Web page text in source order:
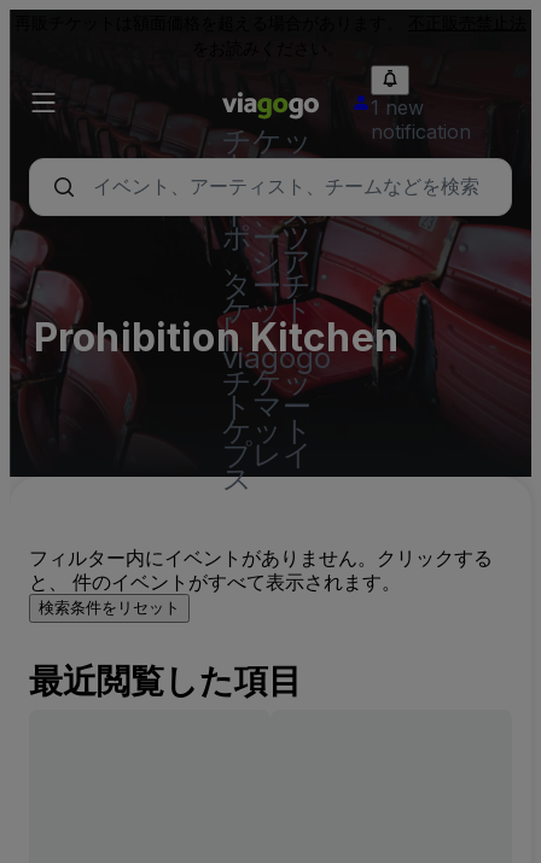
チケッ
ト - コ
ンサー
ト、ス
ポーツ
、シア
ターチ
ケット
|
viagogo
チケッ
トマー
ケット
プレイ
ス
1 new
notification
Prohibition Kitchen
フィルター内にイベントがありません。クリックする
と、 件のイベントがすべて表示されます。
検索条件をリセット
最近閲覧した項目